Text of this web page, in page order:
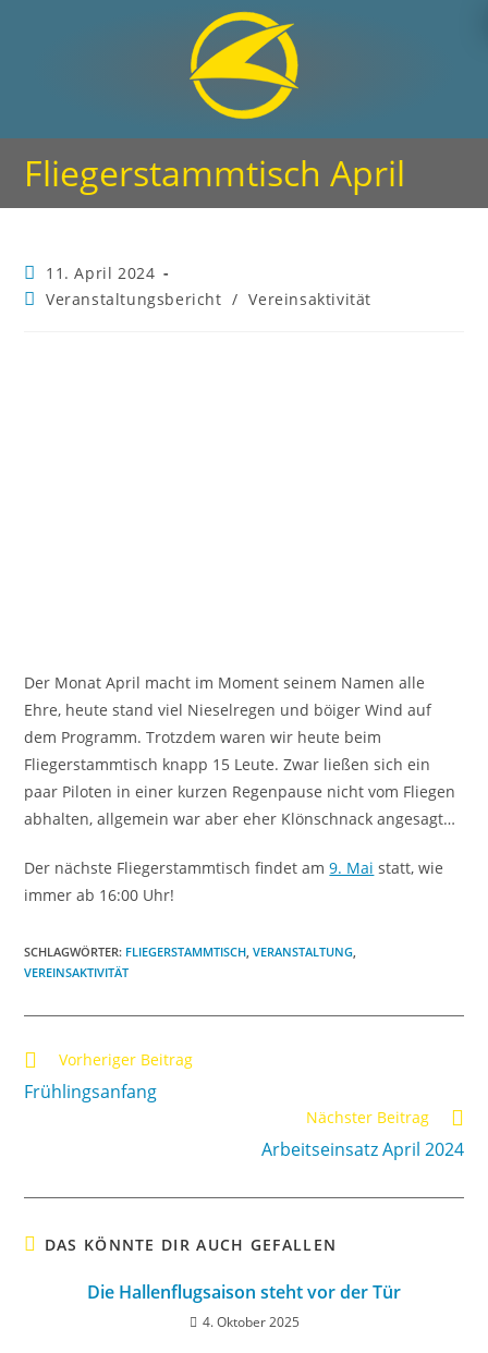
Fliegerstammtisch April
11. April 2024
Veranstaltungsbericht / Vereinsaktivität
Der Monat April macht im Moment seinem Namen alle
Ehre, heute stand viel Nieselregen und böiger Wind auf
dem Programm. Trotzdem waren wir heute beim
Fliegerstammtisch knapp 15 Leute. Zwar ließen sich ein
paar Piloten in einer kurzen Regenpause nicht vom Fliegen
abhalten, allgemein war aber eher Klönschnack angesagt…
Der nächste Fliegerstammtisch findet am9. Mai statt, wie
immer ab 16:00 Uhr!
SCHLAGWÖRTER: FLIEGERSTAMMTISCH VERANSTALTUNG
VEREINSAKTIVITÄT
Vorheriger Beitrag
Frühlingsanfang
Nächster Beitrag
Arbeitseinsatz April 2024
DAS KÖNNTE DIR AUCH GEFALLEN
Die Hallenflugsaison steht vor der Tür
4. Oktober 2025